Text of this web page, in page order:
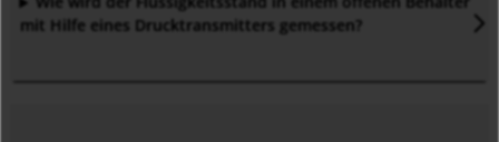
mit Hilfe eines Drucktransmitters gemessen ?